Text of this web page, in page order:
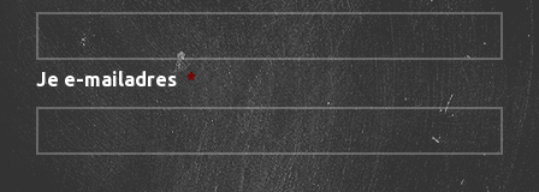
Je e-mailadres *